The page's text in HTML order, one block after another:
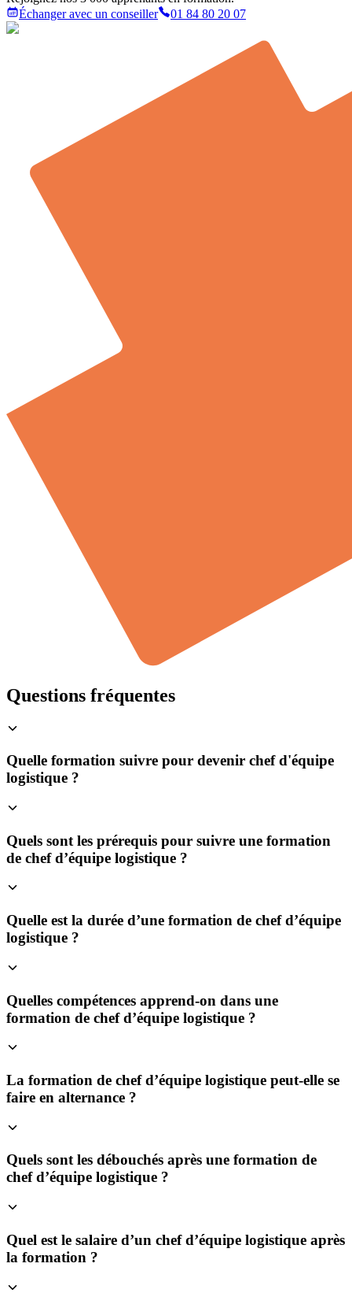
Échanger avec un conseiller
01 84 80 20 07
Questions fréquentes
Quelle formation suivre pour devenir chef d'équipe
logistique ?
Quels sont les prérequis pour suivre une formation
de chef d’équipe logistique ?
Quelle est la durée d’une formation de chef d’équipe
logistique ?
Quelles compétences apprend-on dans une
formation de chef d’équipe logistique ?
La formation de chef d’équipe logistique peut-elle se
faire en alternance ?
Quels sont les débouchés après une formation de
chef d’équipe logistique ?
Quel est le salaire d’un chef d’équipe logistique après
la formation ?